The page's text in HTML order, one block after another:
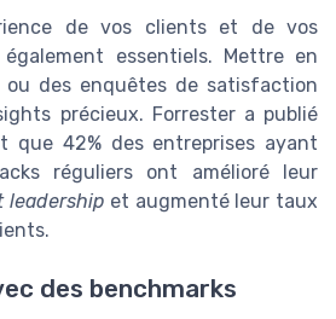
de vos clients et de vos
essentiels. Mettre en
ou des enquêtes de satisfaction
précieux. Forrester a publié
que 42% des entreprises ayant
réguliers ont amélioré leur
leadership et augmenté leur taux
des benchmarks